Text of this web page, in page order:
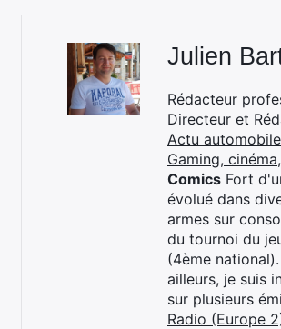
Julien
Rédacteur
Directeur et
Actu
Gaming,
Comics Fort
évolué dans
armes sur
du tournoi du
(4ème
ailleurs, je suis
sur plusieurs
Radio (Europe